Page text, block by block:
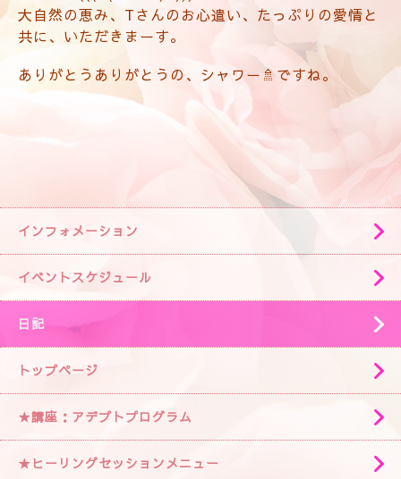
大自然の恵み、Tさんのお心遣い、たっぷりの愛情と
共に、いただきまーす。
ありがとうありがとうの、シャワー🚿ですね。
インフォメーション
イベントスケジュール
日記
トップページ
★講座：アデプトプログラム
★ヒーリングセッションメニュー